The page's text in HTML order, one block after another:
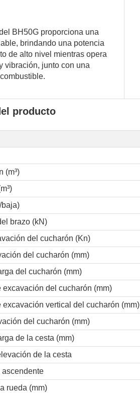
BH50G proporciona una
brindando una potencia
de alto nivel mientras opera
vibración, junto con una
producto
(m³)
baja)
brazo (kN)
del cucharón (Kn)
del cucharón (mm)
del cucharón (mm)
excavación del cucharón (mm)
excavación vertical del cucharón (mm)
del cucharón (mm)
de la cesta (mm)
de la cesta
rueda (mm)